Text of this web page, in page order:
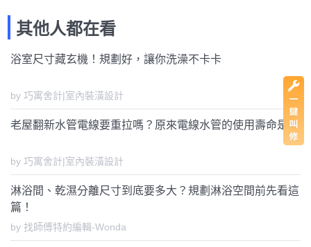
其他人都在看
浴室尺寸藏玄機！規劃好，讓你洗澡不卡卡
by 巧寓舍計|室內裝潢設計
老屋翻新水管電線要重拉嗎？原來電線水管的使用壽命是...
by 巧寓舍計|室內裝潢設計
淋浴間、乾濕分離尺寸到底要多大？規劃淋浴空間前先看這
篇！
by 找師傅特約編輯-Wonda